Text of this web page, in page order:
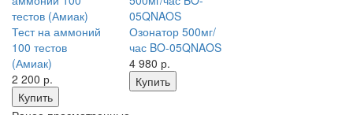
Тест на аммоний
100 тестов
(Амиак)
2 200 р.
Купить
Озонатор 500мг/
час BO-05QNAOS
4 980 р.
Купить